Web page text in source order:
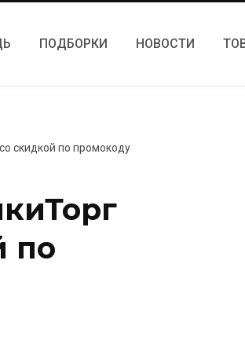
ПОДБОРКИ НОВОСТИ
скидкой по промокоду
по